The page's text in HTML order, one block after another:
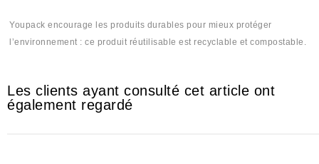
Youpack encourage les produits durables pour mieux protéger
l’environnement : ce produit réutilisable est recyclable et compostable.
Les clients ayant consulté cet article ont
également regardé